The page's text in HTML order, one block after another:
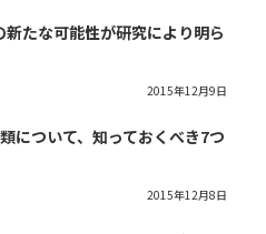
たな可能性が研究により明ら
2015年12月9日
について、知っておくべき7つ
2015年12月8日